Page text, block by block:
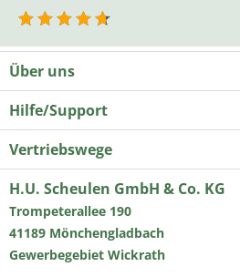
Über uns
Hilfe/Support
Vertriebswege
H.U. Scheulen GmbH & Co. KG
Trompeterallee 190
41189 Mönchengladbach
Gewerbegebiet Wickrath